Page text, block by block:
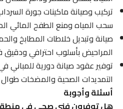
تركيب وصيانة ماكينات جورة السرداب
سحب المياه ومنع الطفح المائي
صيانة وتبديل خلاطات المطابخ
المراحيض بأسلوب احترافي ودقيق
توفير عقود صيانة دورية للمباني في
التمديدات الصحية والمضخات طوال
أسئلة وأجوبة
هل توفرون فني صحي في منطقة